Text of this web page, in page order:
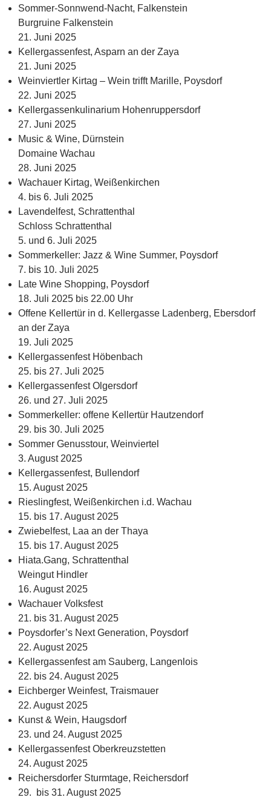
Sommer-Sonnwend-Nacht, Falkenstein
Burgruine Falkenstein
21. Juni 2025
Kellergassenfest, Asparn an der Zaya
21. Juni 2025
Weinviertler Kirtag – Wein trifft Marille, Poysdorf
22. Juni 2025
Kellergassenkulinarium Hohenruppersdorf
27. Juni 2025
Music & Wine, Dürnstein
Domaine Wachau
28. Juni 2025
Wachauer Kirtag, Weißenkirchen
4. bis 6. Juli 2025
Lavendelfest, Schrattenthal
Schloss Schrattenthal
5. und 6. Juli 2025
Sommerkeller: Jazz & Wine Summer, Poysdorf
7. bis 10. Juli 2025
Late Wine Shopping, Poysdorf
18. Juli 2025 bis 22.00 Uhr
Offene Kellertür in d. Kellergasse Ladenberg, Ebersdorf
an der Zaya
19. Juli 2025
Kellergassenfest Höbenbach
25. bis 27. Juli 2025
Kellergassenfest Olgersdorf
26. und 27. Juli 2025
Sommerkeller: offene Kellertür Hautzendorf
29. bis 30. Juli 2025
Sommer Genusstour, Weinviertel
3. August 2025
Kellergassenfest, Bullendorf
15. August 2025
Rieslingfest, Weißenkirchen i.d. Wachau
15. bis 17. August 2025
Zwiebelfest, Laa an der Thaya
15. bis 17. August 2025
Hiata.Gang, Schrattenthal
Weingut Hindler
16. August 2025
Wachauer Volksfest
21. bis 31. August 2025
Poysdorfer’s Next Generation, Poysdorf
22. August 2025
Kellergassenfest am Sauberg, Langenlois
22. bis 24. August 2025
Eichberger Weinfest, Traismauer
22. August 2025
Kunst & Wein, Haugsdorf
23. und 24. August 2025
Kellergassenfest Oberkreuzstetten
24. August 2025
Reichersdorfer Sturmtage, Reichersdorf
29. bis 31. August 2025